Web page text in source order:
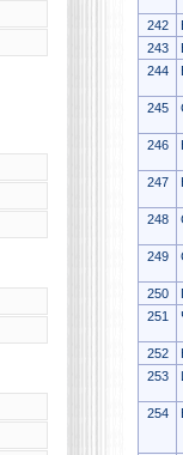
242
243
244
245
246
247
248
249
250
251
252
253
254